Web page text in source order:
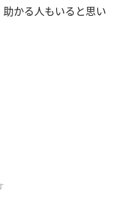
かる人もいると思い